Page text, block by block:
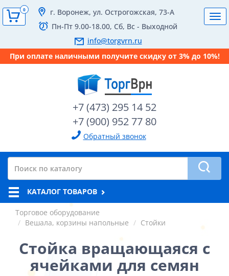
г. Воронеж, ул. Острогожская, 73-А
Пн-Пт 9.00-18.00, Сб, Вс - Выходной
info@torgvrn.ru
При оплате наличными получите скидку от 3% до 10%!
+7 (473) 295 14 52
+7 (900) 952 77 80
Обратный звонок
0
КАТАЛОГ ТОВАРОВ
Торговое оборудование
Вешала, корзины напольные
Стойки
Стойка вращающаяся с
ячейками для семян